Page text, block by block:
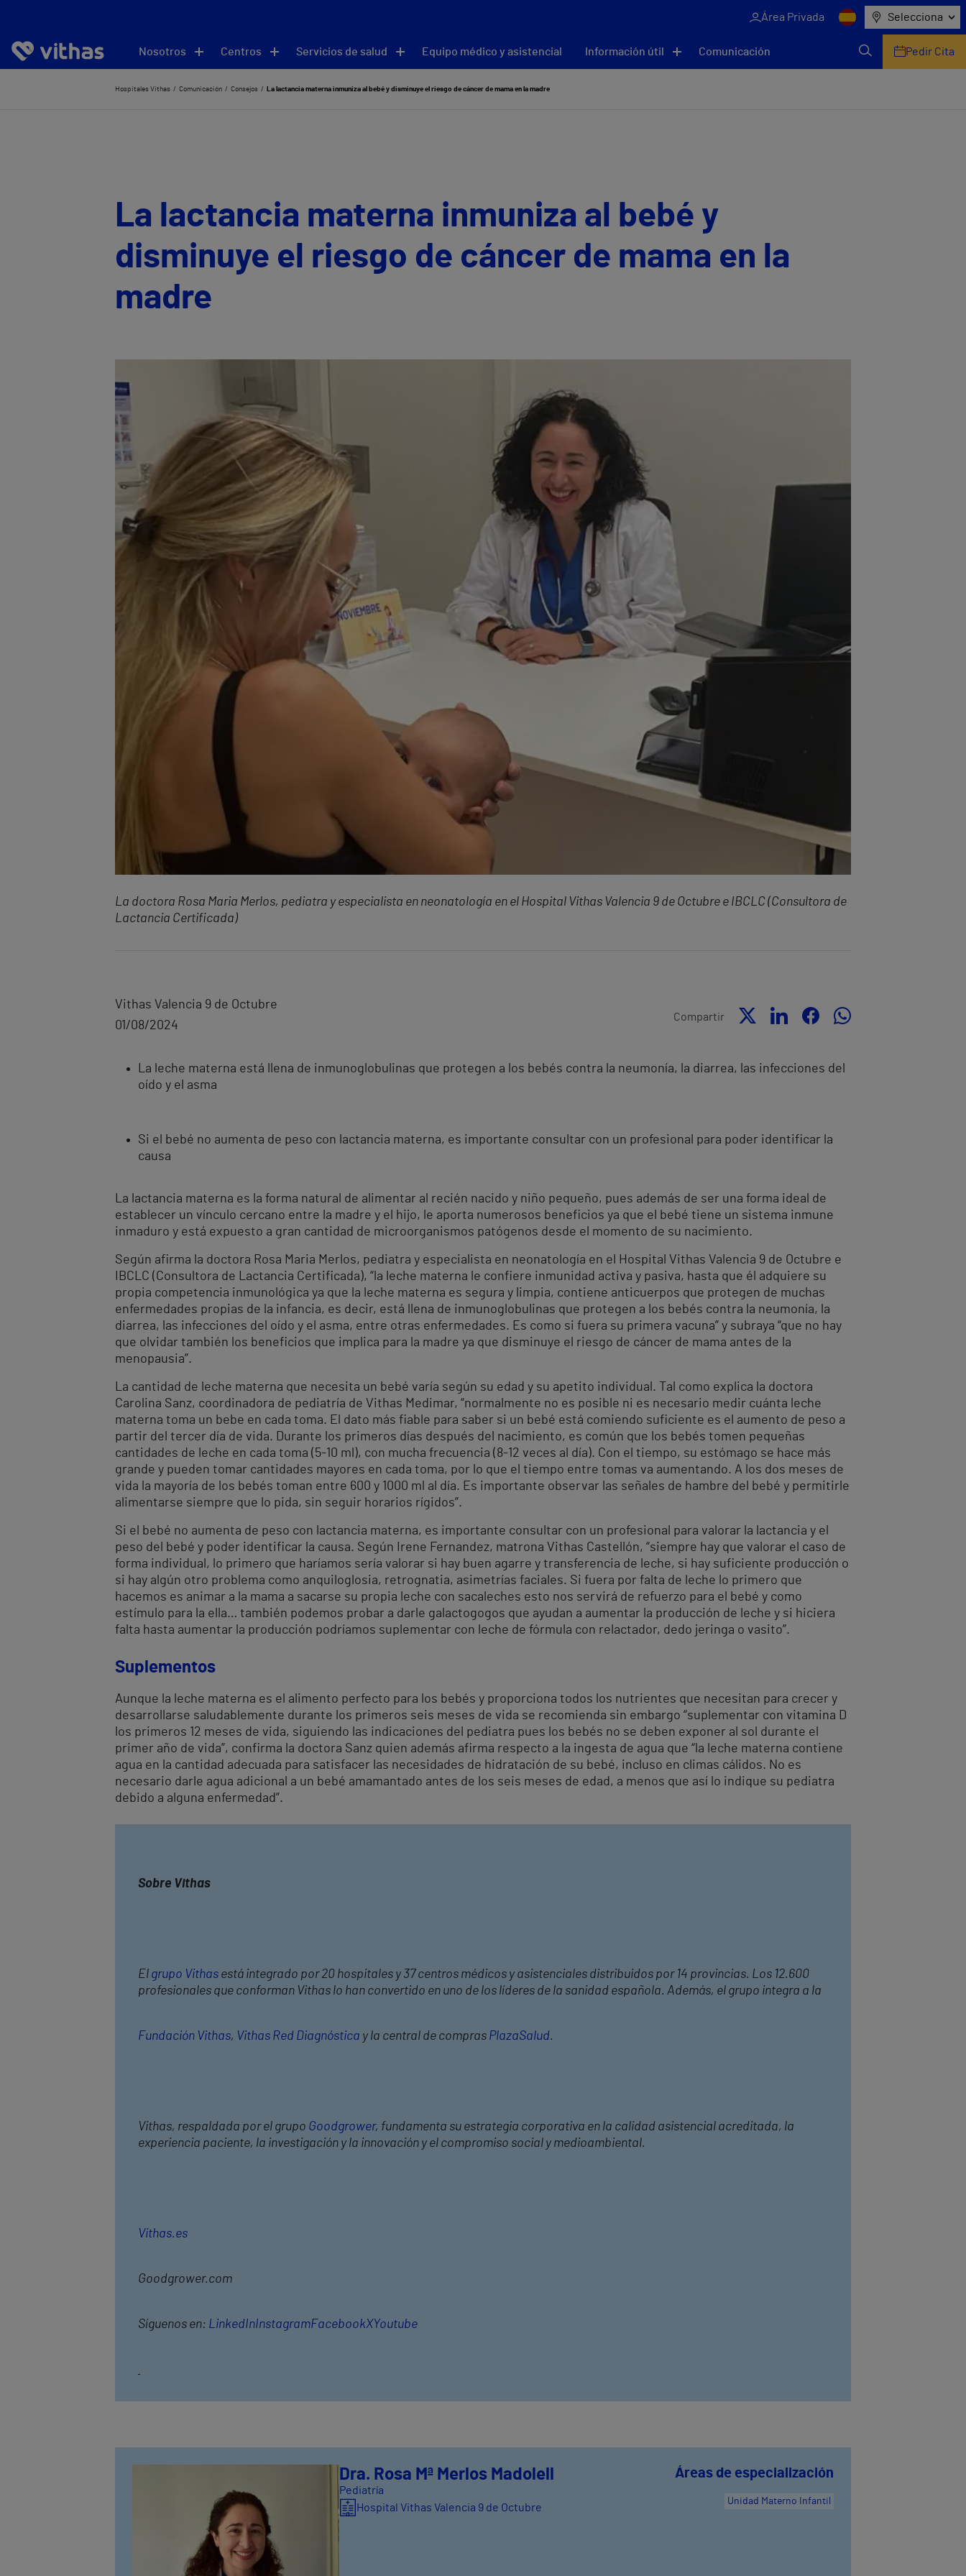
Área Privada Selecciona
Nosotros Centros Servicios de salud Equipo médico y asistencial Información útil Comunicación Pedir Cita
Hospitales Vithas Comunicación Consejos La lactancia materna inmuniza al bebé y disminuye el riesgo de cáncer de mama en la madre
La lactancia materna inmuniza al bebé y
disminuye el riesgo de cáncer de mama en la
madre
La doctora Rosa Maria Merlos, pediatra y especialista en neonatología en el Hospital Vithas Valencia 9 de Octubre e IBCLC (Consultora de
Lactancia Certificada)
Vithas Valencia 9 de Octubre
01/08/2024
Compartir
La leche materna está llena de inmunoglobulinas que protegen a los bebés contra la neumonía, la diarrea, las infecciones del
oído y el asma
Si el bebé no aumenta de peso con lactancia materna, es importante consultar con un profesional para poder identificar la
causa
La lactancia materna es la forma natural de alimentar al recién nacido y niño pequeño, pues además de ser una forma ideal de
establecer un vínculo cercano entre la madre y el hijo, le aporta numerosos beneficios ya que el bebé tiene un sistema inmune
inmaduro y está expuesto a gran cantidad de microorganismos patógenos desde el momento de su nacimiento.
Según afirma la doctora Rosa Maria Merlos, pediatra y especialista en neonatología en el Hospital Vithas Valencia 9 de Octubre e
IBCLC (Consultora de Lactancia Certificada), “la leche materna le confiere inmunidad activa y pasiva, hasta que él adquiere su
propia competencia inmunológica ya que la leche materna es segura y limpia, contiene anticuerpos que protegen de muchas
enfermedades propias de la infancia, es decir, está llena de inmunoglobulinas que protegen a los bebés contra la neumonía, la
diarrea, las infecciones del oído y el asma, entre otras enfermedades. Es como si fuera su primera vacuna” y subraya “que no hay
que olvidar también los beneficios que implica para la madre ya que disminuye el riesgo de cáncer de mama antes de la
menopausia”.
La cantidad de leche materna que necesita un bebé varía según su edad y su apetito individual. Tal como explica la doctora
Carolina Sanz, coordinadora de pediatría de Vithas Medimar, “normalmente no es posible ni es necesario medir cuánta leche
materna toma un bebe en cada toma. El dato más fiable para saber si un bebé está comiendo suficiente es el aumento de peso a
partir del tercer día de vida. Durante los primeros días después del nacimiento, es común que los bebés tomen pequeñas
cantidades de leche en cada toma (5-10 ml), con mucha frecuencia (8-12 veces al día). Con el tiempo, su estómago se hace más
grande y pueden tomar cantidades mayores en cada toma, por lo que el tiempo entre tomas va aumentando. A los dos meses de
vida la mayoría de los bebés toman entre 600 y 1000 ml al día. Es importante observar las señales de hambre del bebé y permitirle
alimentarse siempre que lo pida, sin seguir horarios rígidos”.
Si el bebé no aumenta de peso con lactancia materna, es importante consultar con un profesional para valorar la lactancia y el
peso del bebé y poder identificar la causa. Según Irene Fernandez, matrona Vithas Castellón, “siempre hay que valorar el caso de
forma individual, lo primero que haríamos sería valorar si hay buen agarre y transferencia de leche, si hay suficiente producción o
si hay algún otro problema como anquiloglosia, retrognatia, asimetrías faciales. Si fuera por falta de leche lo primero que
hacemos es animar a la mama a sacarse su propia leche con sacaleches esto nos servirá de refuerzo para el bebé y como
estímulo para la ella… también podemos probar a darle galactogogos que ayudan a aumentar la producción de leche y si hiciera
falta hasta aumentar la producción podríamos suplementar con leche de fórmula con relactador, dedo jeringa o vasito”.
Suplementos
Aunque la leche materna es el alimento perfecto para los bebés y proporciona todos los nutrientes que necesitan para crecer y
desarrollarse saludablemente durante los primeros seis meses de vida se recomienda sin embargo “suplementar con vitamina D
los primeros 12 meses de vida, siguiendo las indicaciones del pediatra pues los bebés no se deben exponer al sol durante el
primer año de vida”, confirma la doctora Sanz quien además afirma respecto a la ingesta de agua que “la leche materna contiene
agua en la cantidad adecuada para satisfacer las necesidades de hidratación de su bebé, incluso en climas cálidos. No es
necesario darle agua adicional a un bebé amamantado antes de los seis meses de edad, a menos que así lo indique su pediatra
debido a alguna enfermedad”.
Sobre Vithas
El grupo Vithas está integrado por 20 hospitales y 37 centros médicos y asistenciales distribuidos por 14 provincias. Los 12.600
profesionales que conforman Vithas lo han convertido en uno de los líderes de la sanidad española. Además, el grupo integra a la
Fundación Vithas, Vithas Red Diagnóstica y la central de compras PlazaSalud.
Vithas, respaldada por el grupo Goodgrower, fundamenta su estrategia corporativa en la calidad asistencial acreditada, la
experiencia paciente, la investigación y la innovación y el compromiso social y medioambiental.
Vithas.es
Goodgrower.com
Síguenos en: LinkedInInstagramFacebookXYoutube
Dra. Rosa Mª Merlos Madolell
Pediatría
Hospital Vithas Valencia 9 de Octubre
Áreas de especialización
Unidad Materno Infantil